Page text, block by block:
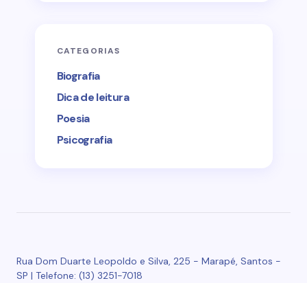
CATEGORIAS
Biografia
Dica de leitura
Poesia
Psicografia
Rua Dom Duarte Leopoldo e Silva, 225 - Marapé, Santos -
SP | Telefone: (13) 3251-7018